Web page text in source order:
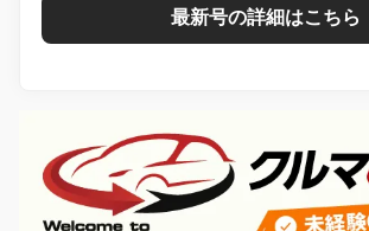
最新号の詳細はこちら